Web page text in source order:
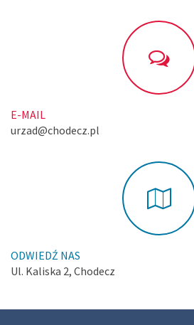
E-MAIL
urzad@chodecz.pl
ODWIEDŹ NAS
Ul. Kaliska 2, Chodecz